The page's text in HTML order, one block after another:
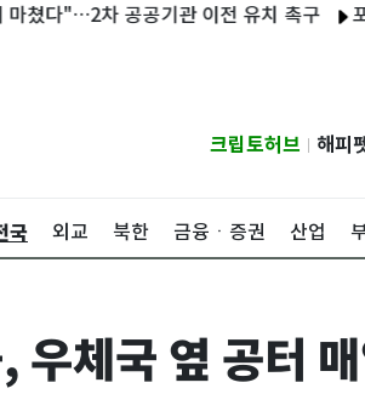
"…2차 공공기관 이전 유치 촉구 포스코
크립토허브 해피
국 외교 북한 금융ㆍ증권 산업
우체국 옆 공터